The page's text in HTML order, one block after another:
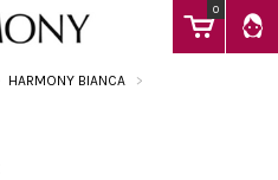
0
HARMONY BIANCA